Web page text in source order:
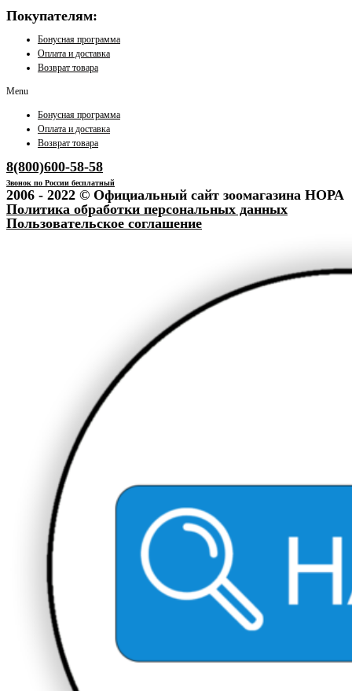
Покупателям:
Бонусная программа
Оплата и доставка
Возврат товара
Menu
Бонусная программа
Оплата и доставка
Возврат товара
8(800)600-58-58
Звонок по России бесплатный
2006 - 2022 © Официальный сайт зоомагазина НОРА
Политика обработки персональных данных
Пользовательское соглашение